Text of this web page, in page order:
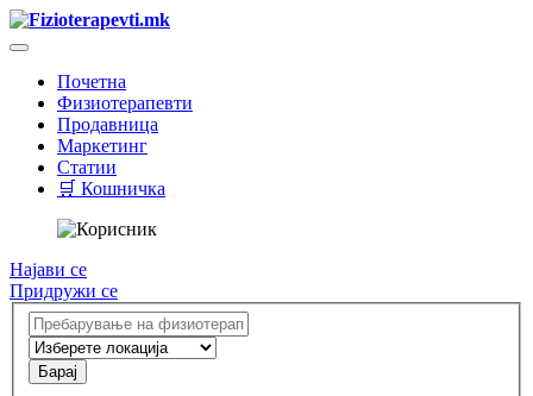
Почетна
Физиотерапевти
Продавница
Маркетинг
Статии
🛒 Кошничка
Најави се
Придружи се